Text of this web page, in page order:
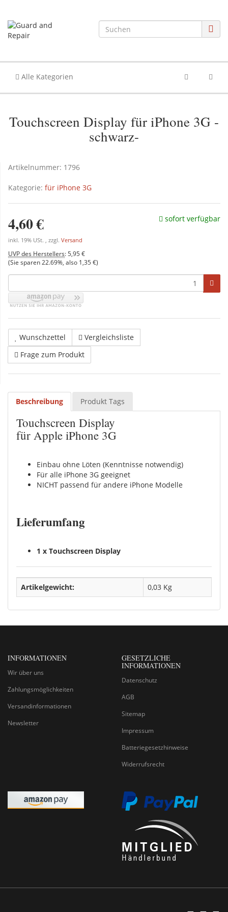
Alle Kategorien
Touchscreen Display für iPhone 3G -
schwarz-
Artikelnummer: 1796
Kategorie: für iPhone 3G
4,60 €
inkl. 19% USt. , zzgl. Versand
UVP des Herstellers: 5,95 €
(Sie sparen 22.69% , also 1,35 €)
sofort verfügbar
Wunschzettel
Vergleichsliste
Frage zum Produkt
Beschreibung Produkt Tags
Touchscreen Display
für Apple iPhone 3G
Einbau ohne Löten (Kenntnisse notwendig)
Für alle iPhone 3G geeignet
NICHT passend für andere iPhone Modelle
Lieferumfang
1 x Touchscreen Display
Artikelgewicht: 0,03 Kg
INFORMATIONEN
Wir über uns
Zahlungsmöglichkeiten
Versandinformationen
Newsletter
GESETZLICHE
INFORMATIONEN
Datenschutz
AGB
Sitemap
Impressum
Batteriegesetzhinweise
Widerrufsrecht